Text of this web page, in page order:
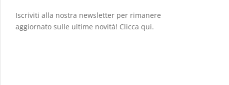
Iscriviti alla nostra newsletter per rimanere
aggiornato sulle ultime novità! Clicca qui.